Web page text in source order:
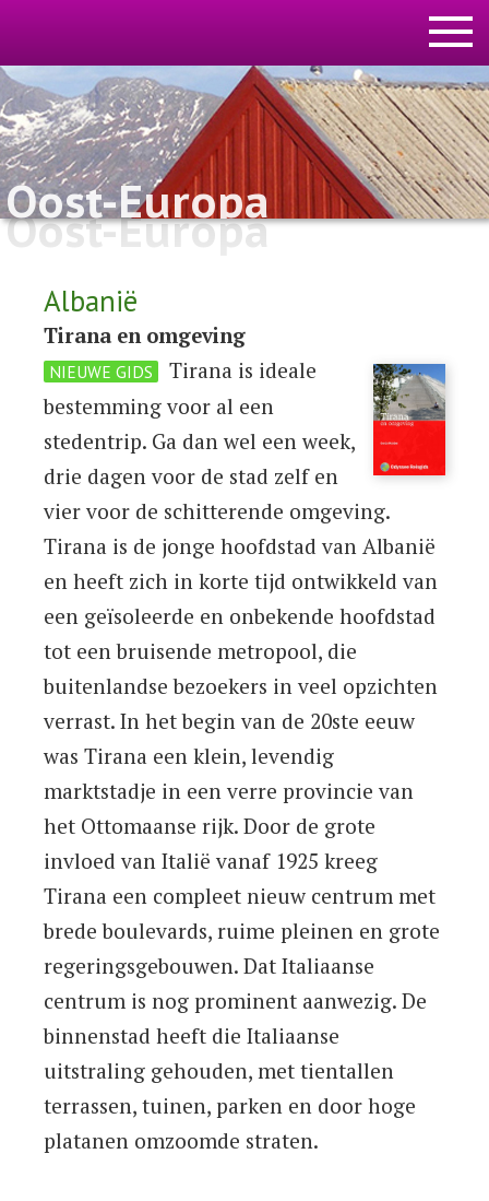
Oost-Europa
Oost-Europa
Albanië
Tirana en omgeving
NIEUWE GIDS
Tirana is ideale
bestemming voor al een
stedentrip. Ga dan wel een week,
drie dagen voor de stad zelf en
vier voor de schitterende omgeving.
Tirana is de jonge hoofdstad van Albanië
en heeft zich in korte tijd ontwikkeld van
een geïsoleerde en onbekende hoofdstad
tot een bruisende metropool, die
buitenlandse bezoekers in veel opzichten
verrast. In het begin van de 20ste eeuw
was Tirana een klein, levendig
marktstadje in een verre provincie van
het Ottomaanse rijk. Door de grote
invloed van Italië vanaf 1925 kreeg
Tirana een compleet nieuw centrum met
brede boulevards, ruime pleinen en grote
regeringsgebouwen. Dat Italiaanse
centrum is nog prominent aanwezig. De
binnenstad heeft die Italiaanse
uitstraling gehouden, met tientallen
terrassen, tuinen, parken en door hoge
platanen omzoomde straten.